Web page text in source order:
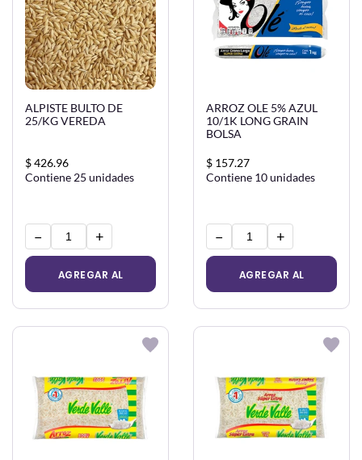
ALPISTE BULTO DE
25/KG VEREDA
$ 426.96
Contiene 25 unidades
− +
AGREGAR AL
CARRITO
ARROZ OLE 5% AZUL
10/1K LONG GRAIN
BOLSA
$ 157.27
Contiene 10 unidades
− +
AGREGAR AL
CARRITO